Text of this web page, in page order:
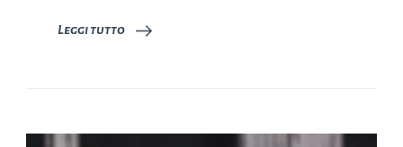
Leggi tutto